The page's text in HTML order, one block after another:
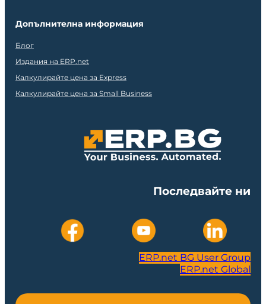
Допълнителна информация
Блог
Издания на ERP.net
Калкулирайте цена за Express
Калкулирайте цена за Small Business
Последвайте ни
ERP.net BG User Group
ERP.net Global